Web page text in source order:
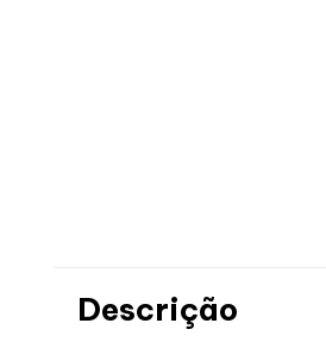
Descrição